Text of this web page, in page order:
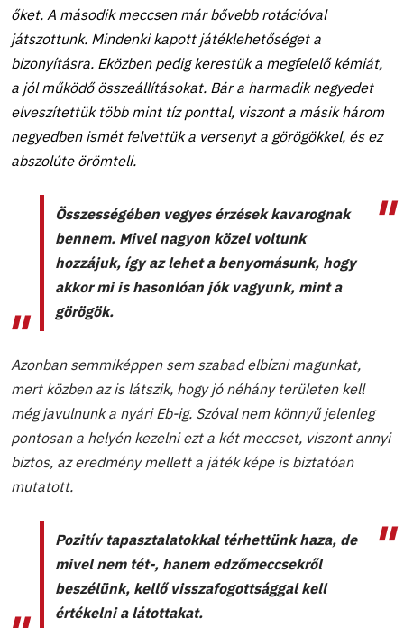
őket. A második meccsen már bővebb rotációval
játszottunk. Mindenki kapott játéklehetőséget a
bizonyításra. Eközben pedig kerestük a megfelelő kémiát,
a jól működő összeállításokat. Bár a harmadik negyedet
elveszítettük több mint tíz ponttal, viszont a másik három
negyedben ismét felvettük a versenyt a görögökkel, és ez
abszolúte örömteli.
Összességében vegyes érzések kavarognak
bennem. Mivel nagyon közel voltunk
hozzájuk, így az lehet a benyomásunk, hogy
akkor mi is hasonlóan jók vagyunk, mint a
görögök.
Azonban semmiképpen sem szabad elbízni magunkat,
mert közben az is látszik, hogy jó néhány területen kell
még javulnunk a nyári Eb-ig. Szóval nem könnyű jelenleg
pontosan a helyén kezelni ezt a két meccset, viszont annyi
biztos, az eredmény mellett a játék képe is biztatóan
mutatott.
Pozitív tapasztalatokkal térhettünk haza, de
mivel nem tét-, hanem edzőmeccsekről
beszélünk, kellő visszafogottsággal kell
értékelni a látottakat.